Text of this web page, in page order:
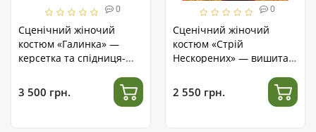
0
Сценічний жіночий
костюм «Галинка» —
керсетка та спідниця-
3 500 грн.
0
Сценічний жіночий
костюм «Стрій
Нескорених» — вишита
запаска
2 550 грн.